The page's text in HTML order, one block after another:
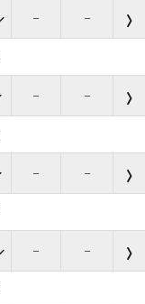
– –
– –
– –
– –